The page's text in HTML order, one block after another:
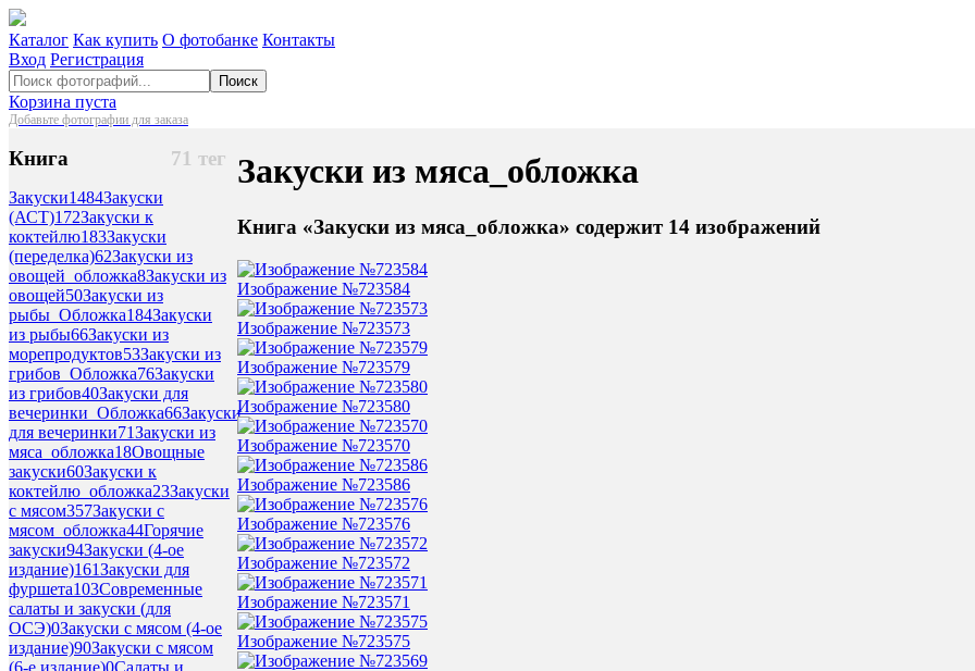
Каталог Как купить О фотобанке Контакты
Вход Регистрация
Поиск
Корзина пуста
Добавьте фотографии для заказа
71 тег
Книга
Закуски1484Закуски
(АСТ)172Закуски к
коктейлю183Закуски
(переделка)62Закуски из
овощей_обложка8Закуски из
овощей50Закуски из
рыбы_Обложка184Закуски
из рыбы66Закуски из
морепродуктов53Закуски из
грибов_Обложка76Закуски
из грибов40Закуски для
вечеринки_Обложка66Закуски
для вечеринки71Закуски из
мяса_обложка18Овощные
закуски60Закуски к
коктейлю_обложка23Закуски
с мясом357Закуски с
мясом_обложка44Горячие
закуски94Закуски (4-ое
издание)161Закуски для
фуршета103Современные
салаты и закуски (для
ОСЭ)0Закуски с мясом (4-ое
издание)90Закуски с мясом
Закуски из мяса_обложка
Книга «Закуски из мяса_обложка» содержит 14 изображений
Изображение №723584
Изображение №723573
Изображение №723579
Изображение №723580
Изображение №723570
Изображение №723586
Изображение №723576
Изображение №723572
Изображение №723571
Изображение №723575